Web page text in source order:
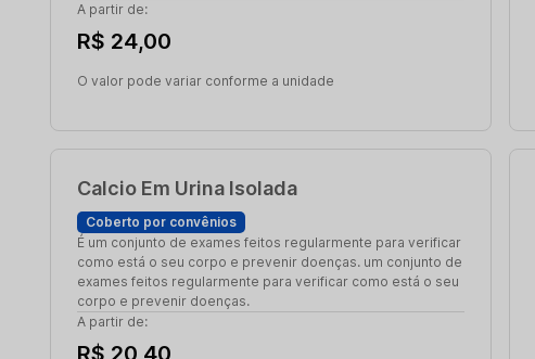
A partir de:
R$ 24,00
O valor pode variar conforme a unidade
Calcio Em Urina Isolada
Coberto por convênios
É um conjunto de exames feitos regularmente para verificar
como está o seu corpo e prevenir doenças. um conjunto de
exames feitos regularmente para verificar como está o seu
corpo e prevenir doenças.
A partir de:
R$ 20,40